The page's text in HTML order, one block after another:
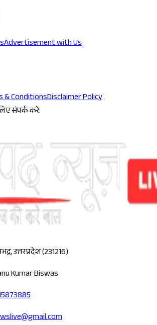
Advertisement with Us
& ConditionsDisclaimer Policy
संपर्क करे:
उत्तरप्रदेश (231216)
Kumar Biswas